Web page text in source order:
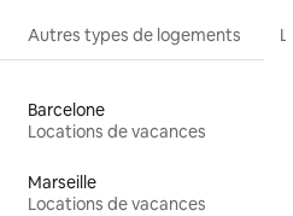
Autres types de logements
Barcelone
Locations de vacances
Marseille
Locations de vacances